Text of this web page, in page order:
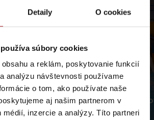
Detaily O cookies
súbory cookies
a reklám, poskytovanie funkcií
analýzu návštevnosti používame
o tom, ako používate naše
aj našim partnerom v
médií, inzercie a analýzy. Títo partneri
Water park
Bešeňová